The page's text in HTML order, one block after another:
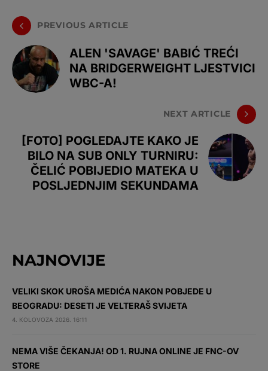
PREVIOUS ARTICLE
ALEN 'SAVAGE' BABIĆ TREĆI
NA BRIDGERWEIGHT LJESTVICI
WBC-A!
NEXT ARTICLE
[FOTO] POGLEDAJTE KAKO JE
BILO NA SUB ONLY TURNIRU:
ČELIĆ POBIJEDIO MATEKA U
POSLJEDNJIM SEKUNDAMA
NAJNOVIJE
VELIKI SKOK UROŠA MEDIĆA NAKON POBJEDE U
BEOGRADU: DESETI JE VELTERAŠ SVIJETA
4. KOLOVOZA 2026. 16:11
NEMA VIŠE ČEKANJA! OD 1. RUJNA ONLINE JE FNC-OV
STORE